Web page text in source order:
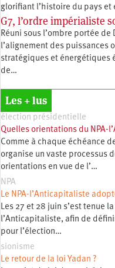
glorifiant l’histoire du pays
G7, l’ordre impérialiste
Réuni sous l’ombre portée
l’alignement des puissances
stratégiques et énergétiques
de…
Les + lus
élection présidentielle
Quelles orientations du NPA-
Comme à chaque échéance
organise un vaste processus
orientations en vue de l’…
NPA
Le NPA-l’Anticapitaliste
Les 27 et 28 juin s’est tenue
l’Anticapitaliste, afin de
pour l’élection…
sionisme
Le retour de la loi Yadan ?